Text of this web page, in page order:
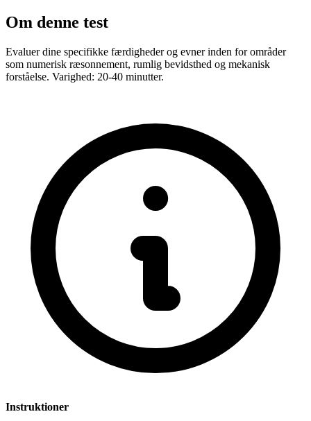
Om denne test
Evaluer dine specifikke færdigheder og evner inden for områder
som numerisk ræsonnement, rumlig bevidsthed og mekanisk
forståelse. Varighed: 20-40 minutter.
Instruktioner